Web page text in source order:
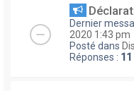
Dernier
2020 1:43 pm
Posté dans
Réponses : 11